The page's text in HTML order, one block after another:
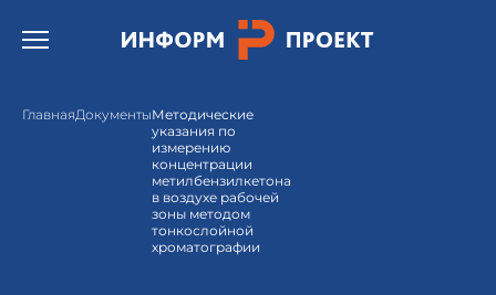
Открыть бургер меню.
ГлавнаяДокументыМетодические
указания по
измерению
концентрации
метилбензилкетона
в воздухе рабочей
зоны методом
тонкослойной
хроматографии